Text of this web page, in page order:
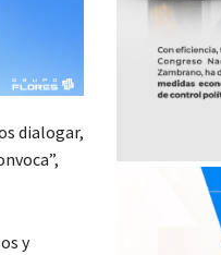
dialogar,
y